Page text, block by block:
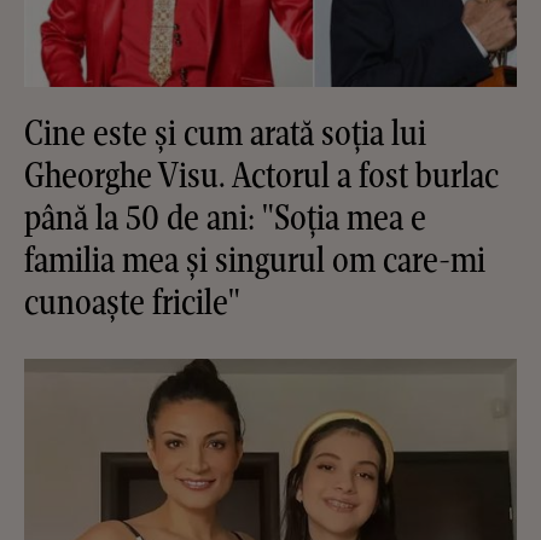
Cine este și cum arată soția lui
Gheorghe Visu. Actorul a fost burlac
până la 50 de ani: "Soția mea e
familia mea și singurul om care-mi
cunoaște fricile"